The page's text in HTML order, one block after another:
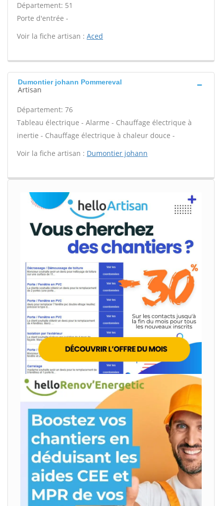
Département: 51
Porte d'entrée -
Voir la fiche artisan : Aced
Dumontier johann Pommereval
Artisan
Département: 76
Tableau électrique - Alarme - Chauffage électrique à
inertie - Chauffage électrique à chaleur douce -
Voir la fiche artisan : Dumontier johann